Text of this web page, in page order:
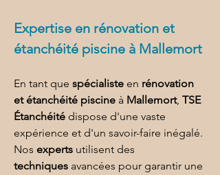
Expertise en rénovation et
étanchéité piscine à Mallemort
En tant que spécialiste en rénovation
et étanchéité piscine à Mallemort, TSE
Étanchéité dispose d'une vaste
expérience et d'un savoir-faire inégalé.
Nos experts utilisent des
techniques avancées pour garantir une